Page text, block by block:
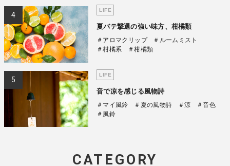
LIFE
夏バテ撃退の強い味方、柑橘類
＃アロマクリップ
＃ルームミスト
＃柑橘系
＃柑橘類
LIFE
音で凉を感じる風物詩
＃マイ風鈴 ＃夏の風物詩 ＃涼
＃音色
＃風鈴
CATEGORY